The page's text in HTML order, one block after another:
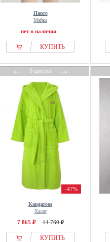
Hanro
Майка
нет в наличии
КУПИТЬ
←9 цветов→
-47%
Kangaroos
Халат
7 865 ₽ 14 760 ₽
КУПИТЬ